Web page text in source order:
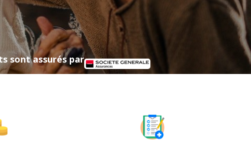
sont assurés par